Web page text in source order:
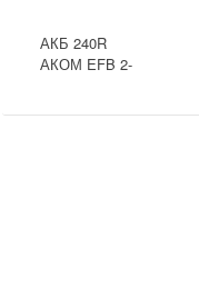
АКБ 240R
АКОМ EFB 2-